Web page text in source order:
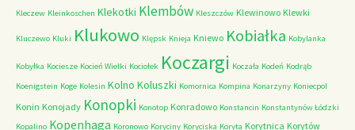
Kleczew Kleinkoschen Klekotki Klembów Kleszczów Klewinowo Klewki
Kluczewo Kluki Klukowo Klępsk Knieja Kniewo Kobiałka Kobylanka
Kobyłka Kociesze Kocień Wielki Kociołek Koczargi Koczała Kodeń Kodrąb
Koenigstein Koge Kolesin Kolno Koluszki Komornica Kompina Konarzyny Koniecpol
Konin Konojady Konopki Konotop Konradowo Konstancin Konstantynów Łódzki
Kopalino Kopenhaga Koronowo Koryciny Koryciska Koryta Korytnica Korytów